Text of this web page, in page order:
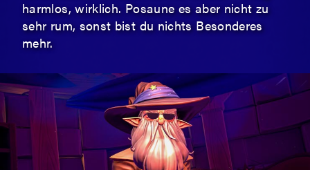
harmlos, wirklich. Posaune es aber nicht zu
sehr rum, sonst bist du nichts Besonderes
mehr.